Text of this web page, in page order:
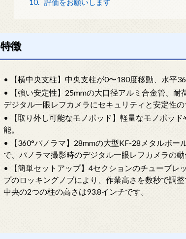
10. 評価をお願いします
特徴
• 【横中央支柱】中央支柱が0〜180度移動、水平
• 【強い安定性】25mmの大口径アルミ合金管、耐
デジタル一眼レフカメラにセキュリティと安定性の
• 【取り外し可能なモノポッド】軽量なモノポッ
能。
• 【360°パノラマ】28mmの大型KF-28メタルボ
で、パノラマ撮影時のデジタル一眼レフカメラの動
• 【簡単セットアップ】4セクションのチューブレ
プのロッキングノブにより、作業高さを数秒で調
中央の2つの柱の高さは93.8インチです。